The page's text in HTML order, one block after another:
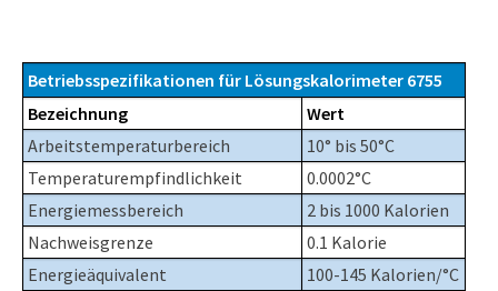
Betriebsspezifikationen für Lösungskalorimeter 6755
Bezeichnung
Wert
Arbeitstemperaturbereich
10° bis 50°C
Temperaturempfindlichkeit
0.0002°C
Energiemessbereich
2 bis 1000 Kalorien
Nachweisgrenze
0.1 Kalorie
Energieäquivalent
100-145 Kalorien/°C